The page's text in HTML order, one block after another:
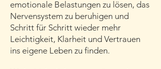
emotionale Belastungen zu lösen, das
Nervensystem zu beruhigen und
Schritt für Schritt wieder mehr
Leichtigkeit, Klarheit und Vertrauen
ins eigene Leben zu finden.